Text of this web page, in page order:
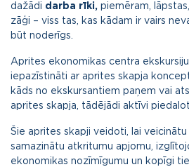
dažādi darba rīki, piemēram,
zāģi – viss tas, kas kādam ir vairs
būt noderīgs.
Aprites ekonomikas centra
iepazīstināti ar aprites skapja
kāds no ekskursantiem paņem vai
aprites skapja, tādējādi aktīvi
Šie aprites skapji veidoti, lai
samazinātu atkritumu apjomu,
ekonomikas nozīmīgumu un kopīgi